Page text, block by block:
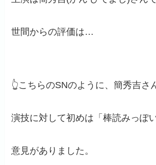
世間からの評価は…
👆こちらのSNのように、簡秀吉さ
演技に対して初めは「棒読みっぽ
意見がありました。